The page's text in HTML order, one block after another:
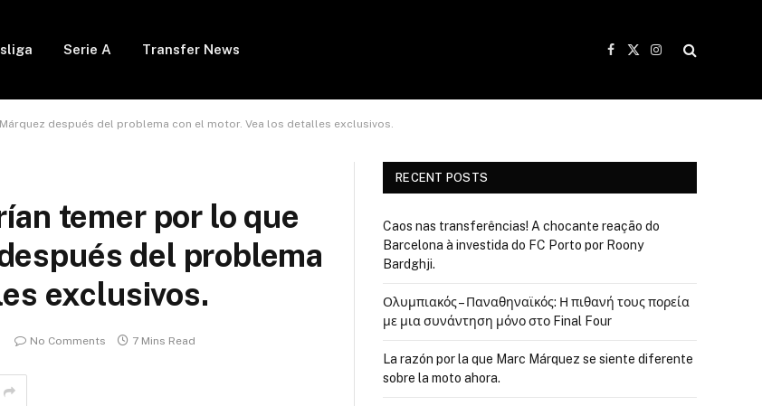
Serie A Transfer News
Facebook
X
Instagram
después del problema con el motor. Vea los detalles exclusivos.
temer por lo que
del problema
exclusivos.
No Comments 7 Mins Read
RECENT POSTS
Caos nas transferências! A chocante reação do
Barcelona à investida do FC Porto por Roony
Bardghji.
Ολυμπιακός – Παναθηναϊκός: Η πιθανή τους πορεία
με μια συνάντηση μόνο στο Final Four
La razón por la que Marc Márquez se siente diferente
sobre la moto ahora.